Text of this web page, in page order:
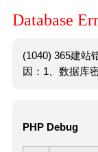
Database
(1040) 365建站
因：1、数据库
PHP Debug